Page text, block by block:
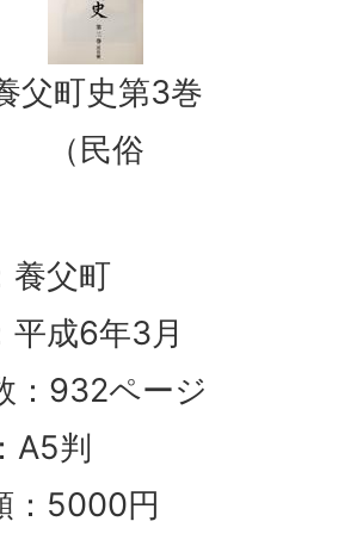
父町史第3巻
（民俗
）
養父町
平成6年3月
：932ページ
A5判
：5000円